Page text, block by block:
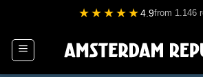
contenu
★★★★★4.9from 1.146